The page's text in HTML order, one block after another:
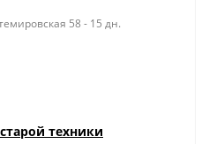
58 - 15 дн.
техники